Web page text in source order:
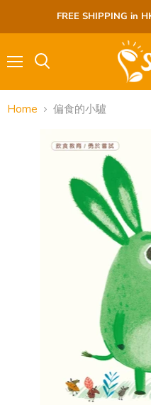
FREE SHIPPING in
Home 偏食的小驢